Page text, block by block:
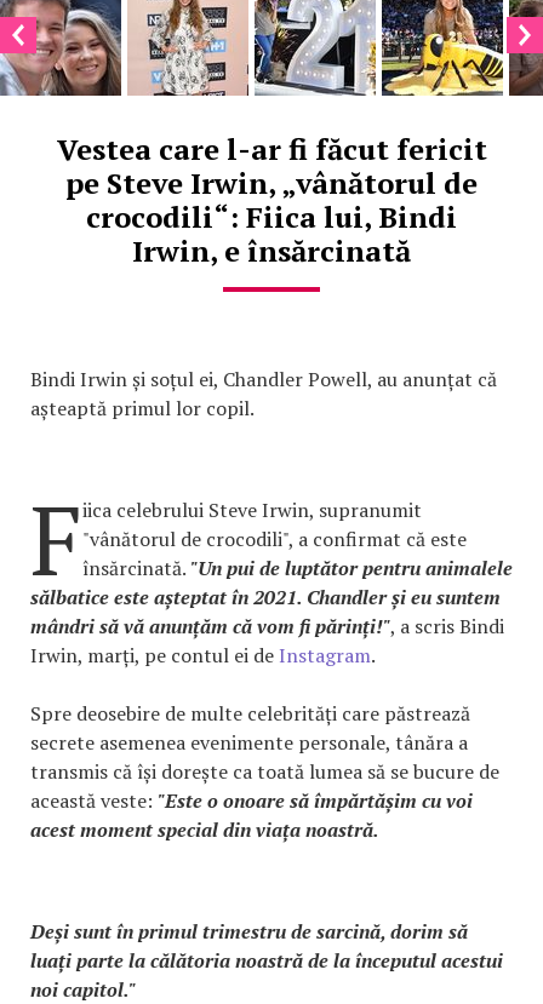
Vestea care l-ar fi făcut fericit
pe Steve Irwin, „vânătorul de
crocodili“: Fiica lui, Bindi
Irwin, e însărcinată
Bindi Irwin și soțul ei, Chandler Powell, au anunțat că
așteaptă primul lor copil.
Fiica celebrului Steve Irwin, supranumit
"vânătorul de crocodili", a confirmat că este
însărcinată. "Un pui de luptător pentru animalele
sălbatice este așteptat în 2021. Chandler și eu suntem
mândri să vă anunțăm că vom fi părinți!", a scris Bindi
Irwin, marți, pe contul ei de Instagram.
Spre deosebire de multe celebrități care păstrează
secrete asemenea evenimente personale, tânăra a
transmis că își dorește ca toată lumea să se bucure de
această veste: "Este o onoare să împărtășim cu voi
acest moment special din viața noastră.
Deși sunt în primul trimestru de sarcină, dorim să
luați parte la călătoria noastră de la începutul acestui
noi capitol."